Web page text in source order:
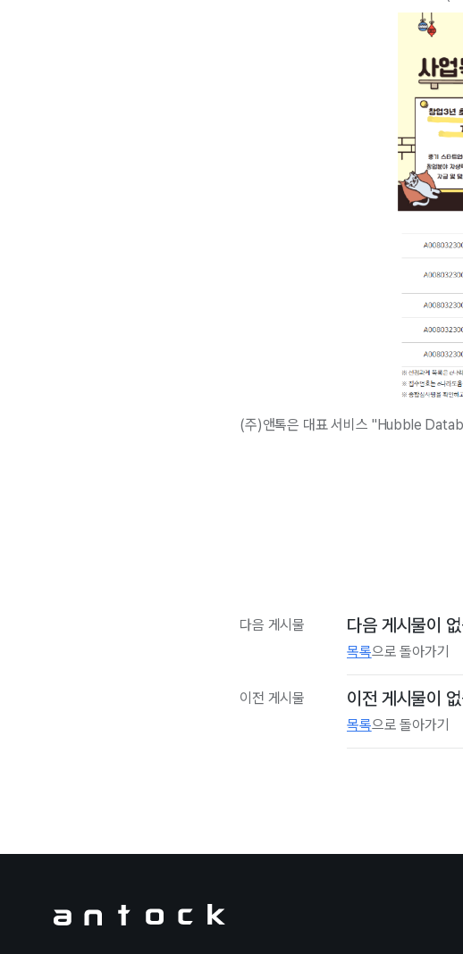
(주)앤톡은 ​대표 서비스 "Hubble
다음 게시물 다음 게시물이
목록으로 돌아가기
이전 게시물 이전 게시물이
목록으로 돌아가기